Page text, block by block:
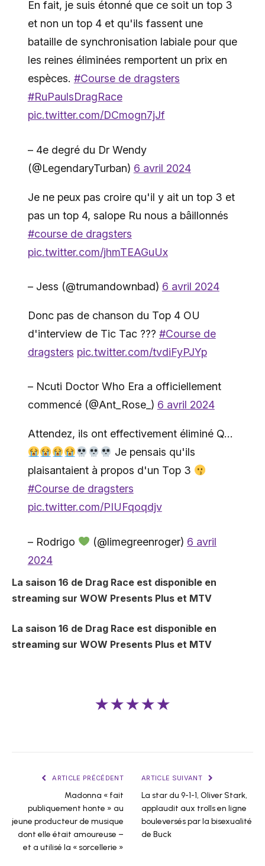
En fait, je suis étonné que ce soit un top 3
et non un top 4 et qu'ils fassent une
bataille de synchronisation labiale pour que
les reines éliminées remportent un prix en
espèces. #Course de dragsters
#RuPaulsDragRace
pic.twitter.com/DCmogn7jJf
– 4e degré du Dr Wendy
(@LegendaryTurban) 6 avril 2024
Je ne peux pas croire qu'il y ait un top 3 et
pas un top 4, salope Ru nous a bâillonnés
#course de dragsters
pic.twitter.com/jhmTEAGuUx
– Jess (@trumandownbad) 6 avril 2024
Donc pas de chanson du Top 4 OU
d'interview de Tic Tac ??? #Course de
dragsters pic.twitter.com/tvdiFyPJYp
– Ncuti Doctor Who Era a officiellement
commencé (@Ant_Rose_) 6 avril 2024
Attendez, ils ont effectivement éliminé Q…
Je pensais qu'ils
plaisantaient à propos d'un Top 3
#Course de dragsters
pic.twitter.com/PIUFqoqdjv
– Rodrigo (@limegreenroger) 6 avril
2024
La saison 16 de Drag Race est disponible en
streaming sur WOW Presents Plus et MTV
La saison 16 de Drag Race est disponible en
streaming sur WOW Presents Plus et MTV
★★★★★
ARTICLE PRÉCÉDENT
Madonna « fait
publiquement honte » au
jeune producteur de musique
dont elle était amoureuse –
et a utilisé la « sorcellerie »
ARTICLE SUIVANT
La star du 9-1-1, Oliver Stark,
applaudit aux trolls en ligne
bouleversés par la bisexualité
de Buck